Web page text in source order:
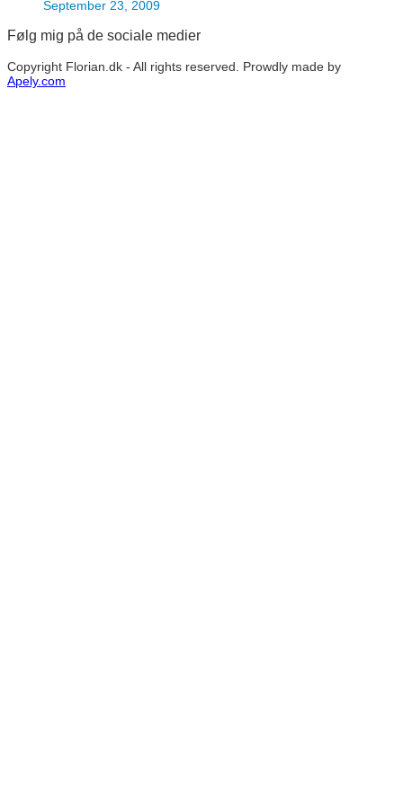
September 23, 2009
Følg mig på de sociale medier
Copyright Florian.dk - All rights reserved. Prowdly made by
Apely.com